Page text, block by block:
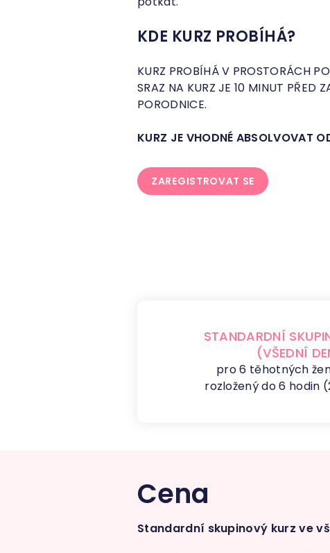
KDE KURZ PROBÍHÁ?
KURZ PROBÍHÁ V PROSTORÁCH
SRAZ NA KURZ JE 10 MINUT PŘED
PORODNICE.
KURZ JE VHODNÉ ABSOLVOVAT
ZAREGISTROVAT SE
STANDARDNÍ
(VŠEDNÍ
pro 6 těhotných
rozložený do 6 hodin
Cena
Standardní skupinový kurz ve